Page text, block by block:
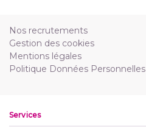
Nos recrutements
Gestion des cookies
Mentions légales
Politique Données Personnelles
Services